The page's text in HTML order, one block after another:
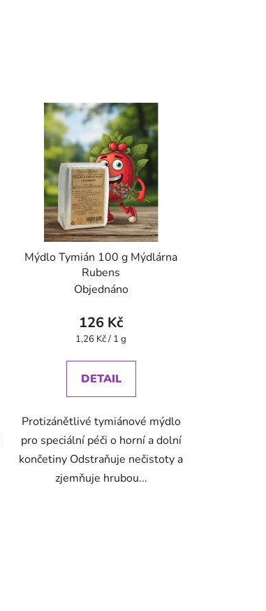
Mýdlo Tymián 100 g Mýdlárna
Rubens
Objednáno
126 Kč
Měrná
1,26 Kč / 1 g
DETAIL
Protizánětlivé tymiánové mýdlo
pro speciální péči o horní a dolní
končetiny Odstraňuje nečistoty a
zjemňuje hrubou...